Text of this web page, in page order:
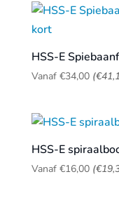
HSS-E
Vanaf €34,00 (€
HSS-E
Vanaf €16,00 (€